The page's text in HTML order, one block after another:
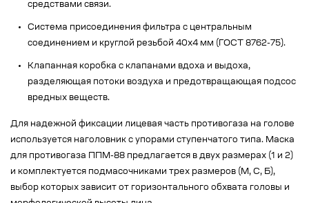
средствами связи.
Система присоединения фильтра с центральным
соединением и круглой резьбой 40x4 мм (ГОСТ 8762-75).
Клапанная коробка с клапанами вдоха и выдоха,
разделяющая потоки воздуха и предотвращающая подсос
вредных веществ.
Для надежной фиксации лицевая часть противогаза на голове
используется наголовник с упорами ступенчатого типа. Маска
для противогаза ППМ-88 предлагается в двух размерах (1 и 2)
и комплектуется подмасочниками трех размеров (М, С, Б),
выбор которых зависит от горизонтального обхвата головы и